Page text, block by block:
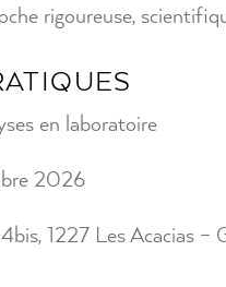
rigoureuse,
en laboratoire
2026
1227 Les Acacias –